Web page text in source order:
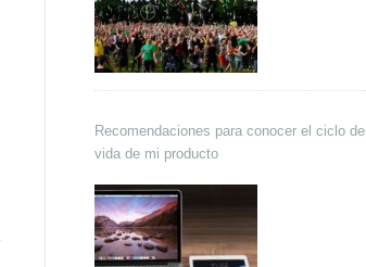
Recomendaciones para conocer el ciclo de
vida de mi producto